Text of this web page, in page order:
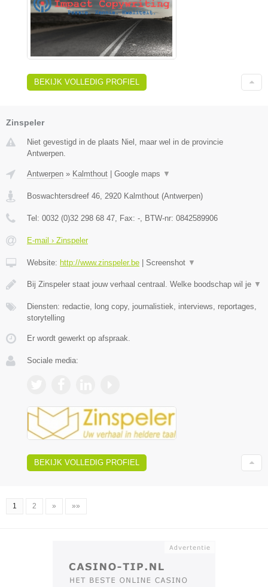
BEKIJK VOLLEDIG PROFIEL
Zinspeler
Niet gevestigd in de plaats Niel, maar wel in de provincie
Antwerpen.
Antwerpen » Kalmthout | Google maps ▼
Boswachtersdreef 46 2920 Kalmthout (Antwerpen)
Tel: 0032 (0)32 298 68 47 , Fax: - , BTW-nr: 0842589906
E-mail › Zinspeler
Website: http://www.zinspeler.be | Screenshot ▼
Bij Zinspeler staat jouw verhaal centraal. Welke boodschap wil je ▼
Diensten: redactie, long copy, journalistiek, interviews, reportages,
storytelling
Er wordt gewerkt op afspraak.
Sociale media:
BEKIJK VOLLEDIG PROFIEL
1 2 » »»